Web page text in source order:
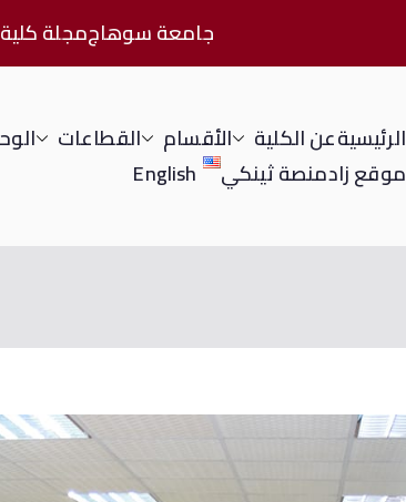
جامعة سوهاجمجلة
الرئيسيةعن الكلية الأقسام القطاعات
موقع زادمنصة ثينكي English